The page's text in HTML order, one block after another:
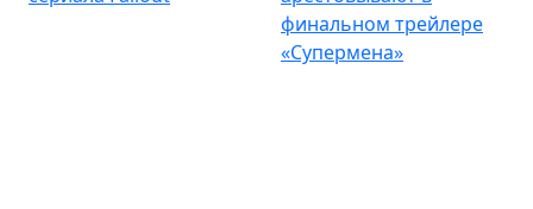
финальном трейлере
«Супермена»